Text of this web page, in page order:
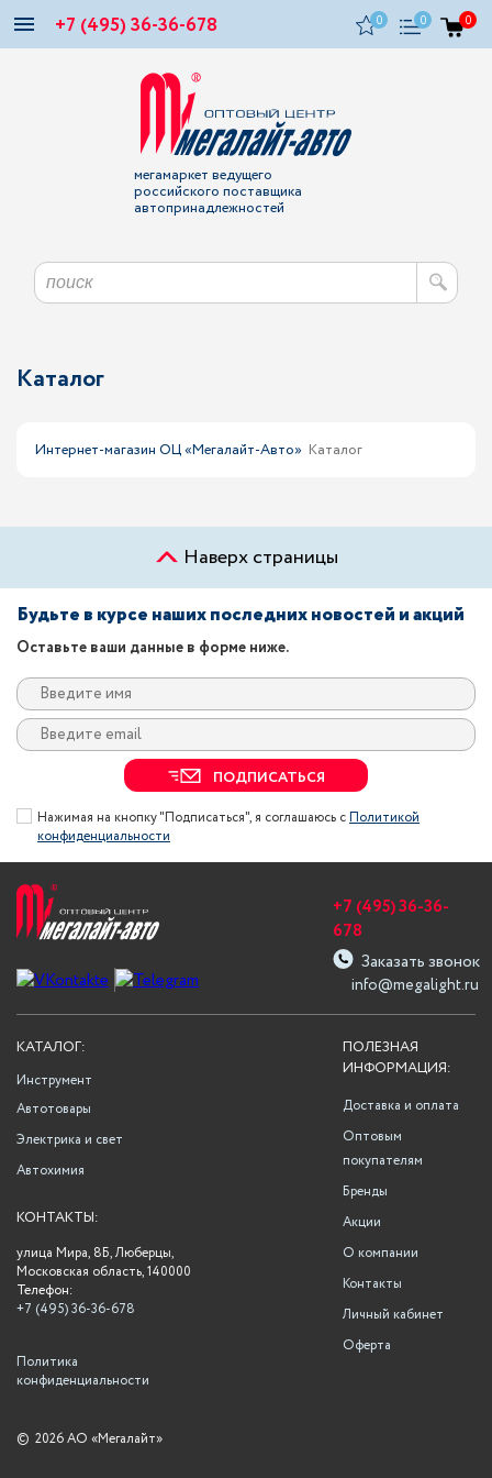
+7 (495) 36-36-678 0 0 0
мегамаркет ведущего
российского поставщика
автопринадлежностей
Каталог
Интернет-магазин ОЦ «Мегалайт-Авто» Каталог
Наверх страницы
Будьте в курсе наших последних новостей и акций
Оставьте ваши данные в форме ниже.
ПОДПИСАТЬСЯ
Нажимая на кнопку "Подписаться", я соглашаюсь сПолитикой
конфиденциальности
info@megalight.ru
+7 (495) 36-36-
678
Заказать звонок
ПОЛЕЗНАЯ
ИНФОРМАЦИЯ:
Доставка и оплата
Оптовым
покупателям
Бренды
Акции
О компании
Контакты
Личный кабинет
Оферта
КАТАЛОГ:
Инструмент
Автотовары
Электрика и свет
Автохимия
КОНТАКТЫ:
улица Мира, 8Б, Люберцы,
Московская область, 140000
Телефон:
+7 (495) 36-36-678
Политика
конфиденциальности
© 2026 АО «Мегалайт»